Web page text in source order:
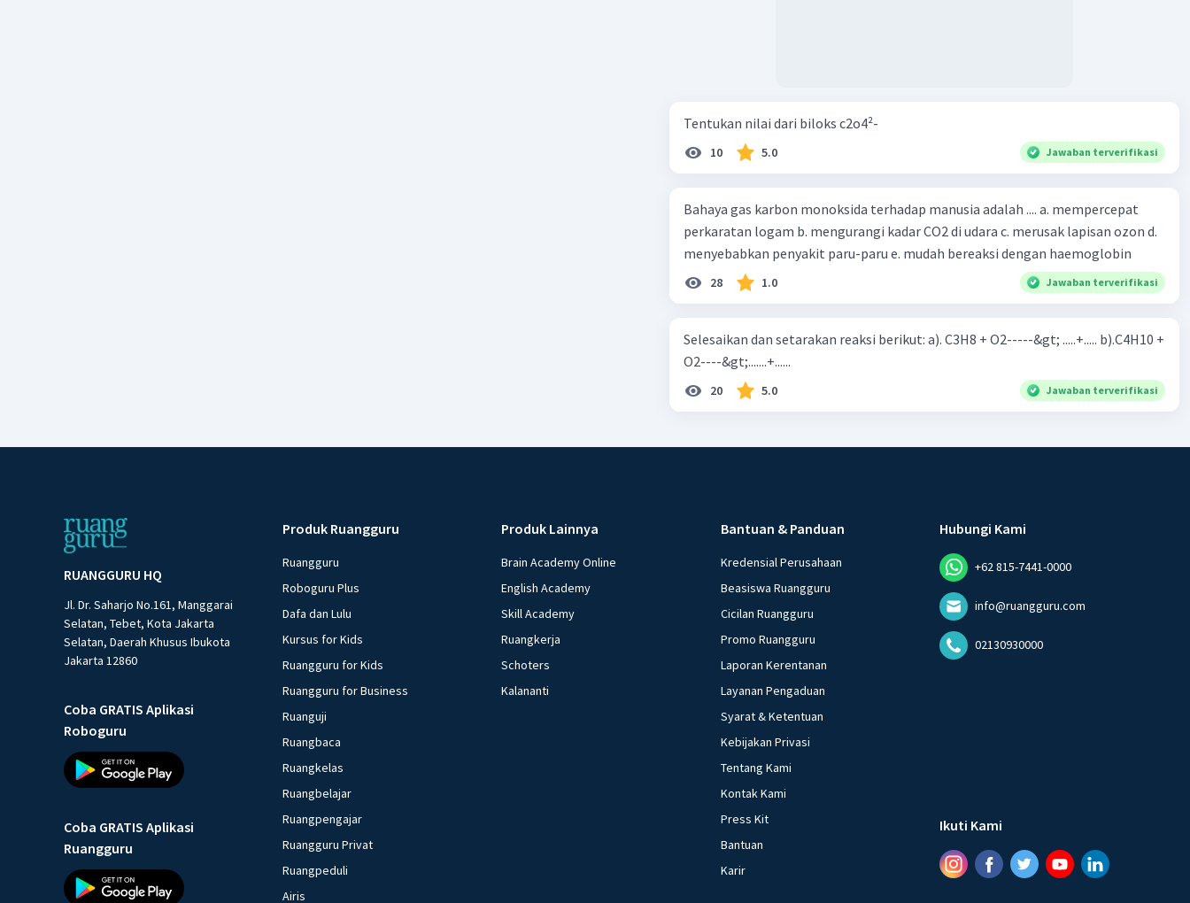
Tentukan nilai dari biloks c2o4²-
10 5.0 Jawaban terverifikasi
Bahaya gas karbon monoksida terhadap manusia adalah .... a. mempercepat
perkaratan logam b. mengurangi kadar CO2 di udara c. merusak lapisan ozon d.
menyebabkan penyakit paru-paru e. mudah bereaksi dengan haemoglobin
28 1.0 Jawaban terverifikasi
Selesaikan dan setarakan reaksi berikut: a). C3H8 + O2-----&gt; .....+..... b).C4H10 +
O2----&gt;.......+......
20 5.0 Jawaban terverifikasi
RUANGGURU HQ
Jl. Dr. Saharjo No.161, Manggarai
Selatan, Tebet, Kota Jakarta
Selatan, Daerah Khusus Ibukota
Jakarta 12860
Coba GRATIS Aplikasi
Roboguru
Coba GRATIS Aplikasi
Ruangguru
Produk Ruangguru
Ruangguru
Roboguru Plus
Dafa dan Lulu
Kursus for Kids
Ruangguru for Kids
Ruangguru for Business
Ruanguji
Ruangbaca
Ruangkelas
Ruangbelajar
Ruangpengajar
Ruangguru Privat
Ruangpeduli
Airis
Produk Lainnya
Brain Academy Online
English Academy
Skill Academy
Ruangkerja
Schoters
Kalananti
Bantuan & Panduan
Kredensial Perusahaan
Beasiswa Ruangguru
Cicilan Ruangguru
Promo Ruangguru
Laporan Kerentanan
Layanan Pengaduan
Syarat & Ketentuan
Kebijakan Privasi
Tentang Kami
Kontak Kami
Press Kit
Bantuan
Karir
Hubungi Kami
+62 815-7441-0000
info@ruangguru.com
02130930000
Ikuti Kami